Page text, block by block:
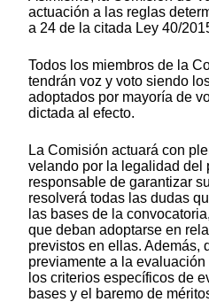
actuación a las reglas
a 24 de la citada Ley 40/
Todos los miembros de la
tendrán voz y voto siendo
adoptados por mayoría de
dictada al efecto.
La Comisión actuará con
velando por la legalidad del
responsable de garantizar
resolverá todas las dudas
las bases de la
que deban adoptarse en
previstos en ellas. Además,
previamente a la
los criterios específicos de
bases y el baremo de